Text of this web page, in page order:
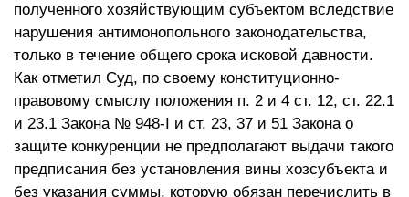
полученного хозяйствующим субъектом вследствие
нарушения антимонопольного законодательства,
только в течение общего срока исковой давности.
Как отметил Суд, по своему конституционно-
правовому смыслу положения п. 2 и 4 ст. 12, ст. 22.1
и 23.1 Закона № 948-I и ст. 23, 37 и 51 Закона о
защите конкуренции не предполагают выдачи такого
предписания без установления вины хозсубъекта и
без указания суммы, которую обязан перечислить в